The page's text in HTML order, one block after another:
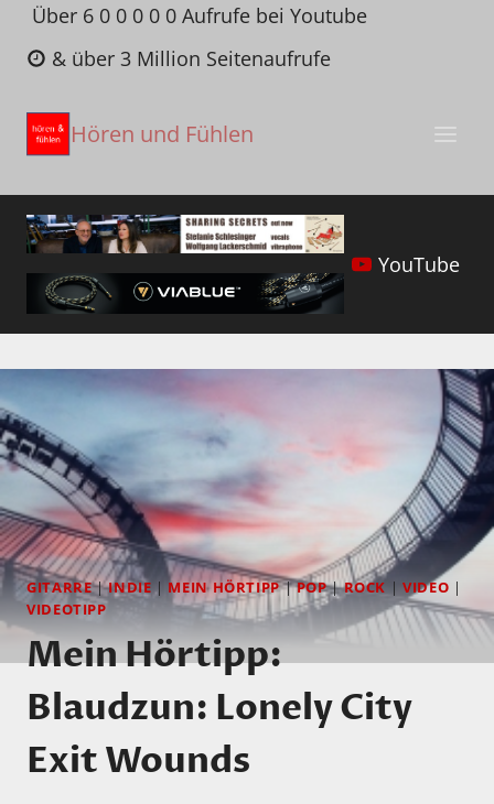
Zum
Inhalt
springen
Über 6 0 0 0 0 0 Aufrufe bei Youtube
& über 3 Million Seitenaufrufe
Hören und Fühlen
YouTube
GITARRE|INDIE| MEIN HÖRTIPP|POP|ROCK |VIDEO |
VIDEOTIPP
Mein Hörtipp:
Blaudzun: Lonely City
Exit Wounds